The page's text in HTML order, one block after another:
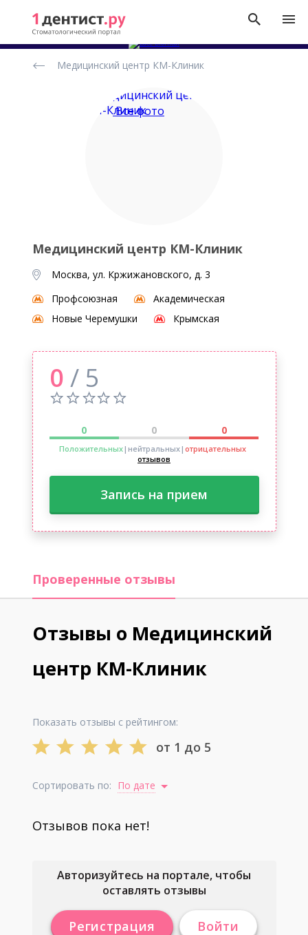
стоматологических
Медицинский центр КМ-Клиник
Все фото
Медицинский центр КМ-Клиник
Москва, ул. Кржижановского, д. 3
Профсоюзная
Академическая
Новые Черемушки
Крымская
0 / 5
0 0 0
Положительных|нейтральных| отрицательных
отзывов
Запись на прием
Проверенные отзывы
Отзывы о Медицинский
центр КМ-Клиник
Показать отзывы с рейтингом:
от 1 до 5
Сортировать по: По дате
Отзывов пока нет!
Авторизуйтесь на портале, чтобы
оставлять отзывы
Регистрация Войти